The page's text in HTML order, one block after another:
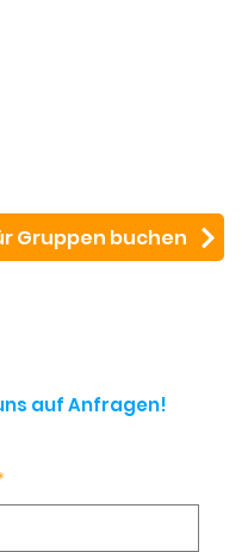
Gruppen buchen
auf Anfragen!